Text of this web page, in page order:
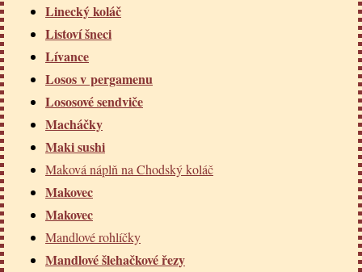
Linecký koláč
Listoví šneci
Lívance
Losos v pergamenu
Lososové sendviče
Macháčky
Maki sushi
Maková náplň na Chodský koláč
Makovec
Makovec
Mandlové rohlíčky
Mandlové šlehačkové řezy